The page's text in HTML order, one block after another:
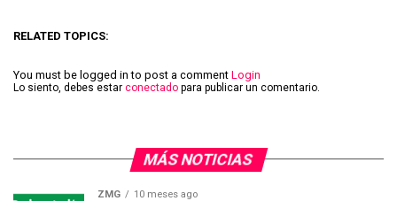
RELATED TOPICS:
You must be logged in to post a comment Login
Lo siento, debes estar conectado para publicar un comentario.
MÁS NOTICIAS
ZMG 10 meses ago